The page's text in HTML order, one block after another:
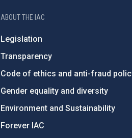
ABOUT THE IAC
Legislation
Transparency
Code of ethics and anti-fraud
Gender equality and diversity
Environment and Sustainability
Forever IAC